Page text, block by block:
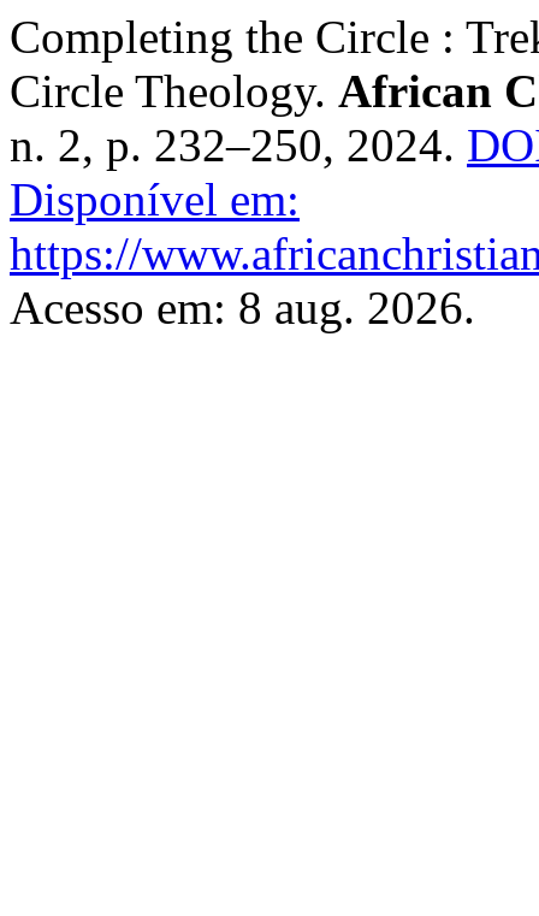
Completing the Circle :
Circle Theology. African
n. 2, p. 232–250, 2024.
Disponível em:
https://
Acesso em: 8 aug. 2026.